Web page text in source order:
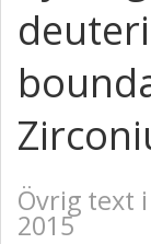
Övrig text
2015